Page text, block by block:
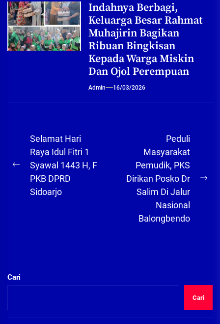
Indahnya Berbagi,
Keluarga Besar Rahmat
Muhajirin Bagikan
Ribuan Bingkisan
Kepada Warga Miskin
Dan Ojol Perempuan
Admin 16/03/2026
Navigasi
pos
Previous
post:
Selamat Hari
Raya Idul Fitri 1
Syawal 1443 H, F
PKB DPRD
Sidoarjo
Peduli
Masyarakat
Pemudik, PKS
Dirikan Posko Dr
Salim Di Jalur
Nasional
Balongbendo
Cari
Cari